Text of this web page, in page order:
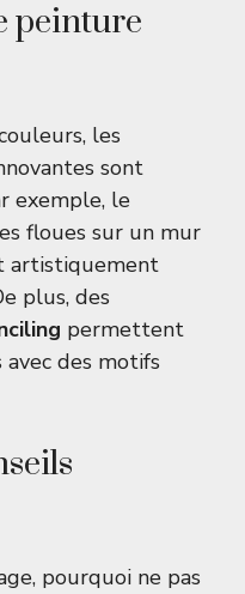
peinture
les
sont
exemple, le
floues sur un mur
artistiquement
plus, des
permettent
des motifs
pourquoi ne pas